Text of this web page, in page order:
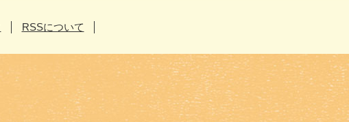
RSSについて